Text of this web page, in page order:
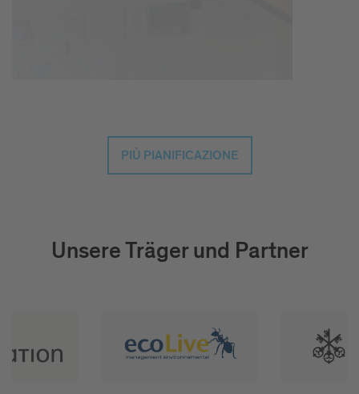
PIÙ PIANIFICAZIONE
Unsere Träger und Partner